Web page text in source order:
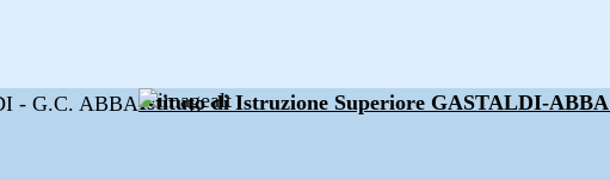
Istituto di Istruzione Superiore GASTALDI-ABBA